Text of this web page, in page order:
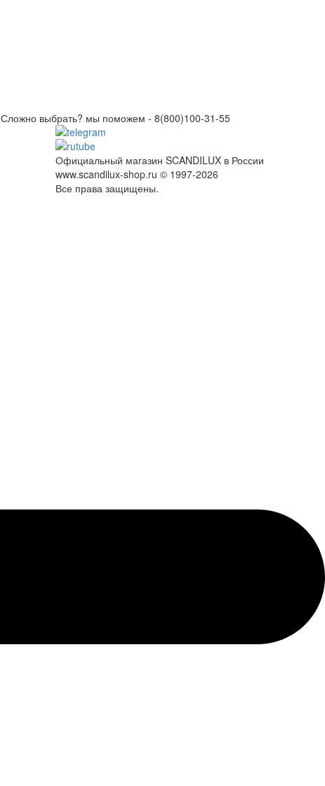
Сложно выбрать? мы поможем - 8(800)100-31-55
Официальный магазин SCANDILUX в России
www.scandilux-shop.ru © 1997-2026
Все права защищены.